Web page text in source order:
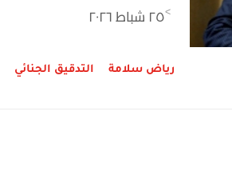
>٢٥ شباط ٢٠٢٦
رياض سلامة التدقيق الجنائي